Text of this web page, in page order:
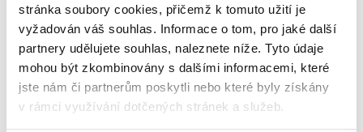
stránka soubory cookies, přičemž k tomuto užití je
vyžadován váš souhlas. Informace o tom, pro jaké další
partnery udělujete souhlas, naleznete níže. Tyto údaje
mohou být zkombinovány s dalšími informacemi, které
jste nám či partnerům poskytli nebo které byly získány
v rámci využívání dotčených stránek a služeb.
279 Kč Zobrazit více